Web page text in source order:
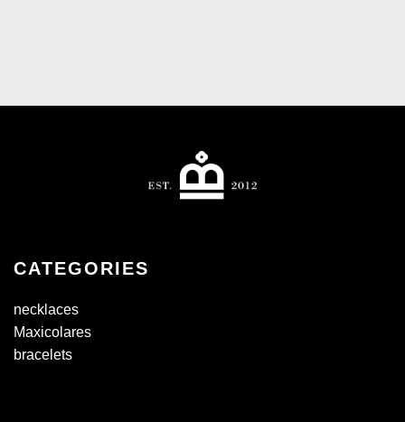
CATEGORIES
necklaces
Maxicolares
bracelets